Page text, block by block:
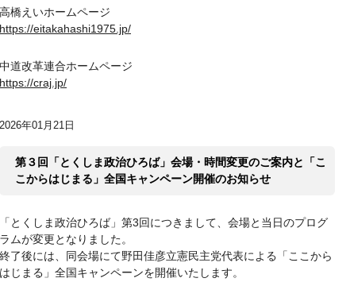
高橋えいホームページ
https://eitakahashi1975.jp/
中道改革連合ホームページ
https://craj.jp/
2026年01月21日
第３回「とくしま政治ひろば」会場・時間変更のご案内と「こ
こからはじまる」全国キャンペーン開催のお知らせ
「とくしま政治ひろば」第3回につきまして、会場と当日のプログ
ラムが変更となりました。
終了後には、同会場にて野田佳彦立憲民主党代表による「ここから
はじまる」全国キャンペーンを開催いたします。